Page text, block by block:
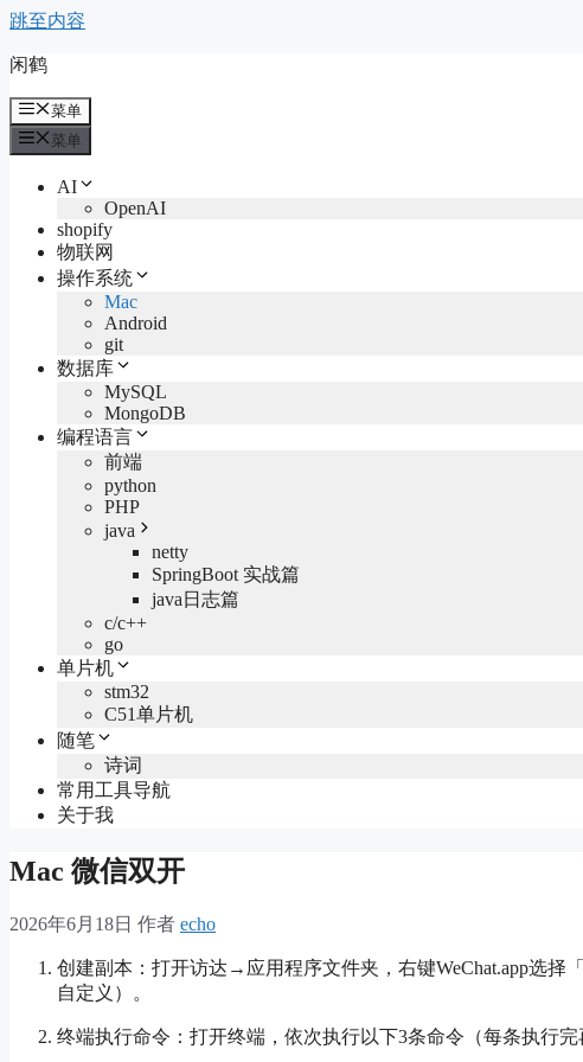
跳至内容
闲鹤
菜单
菜单
AI
OpenAI
shopify
物联网
操作系统
Mac
Android
git
数据库
MySQL
MongoDB
编程语言
前端
python
PHP
java
netty
SpringBoot 实战篇
java日志篇
c/c++
go
单片机
stm32
C51单片机
随笔
诗词
常用工具导航
关于我
Mac 微信双开
2026年6月18日 作者 echo
创建副本：打开访达→应用程序文件夹，右键WeChat.app选择
自定义）。
终端执行命令：打开终端，依次执行以下3条命令（每条执行